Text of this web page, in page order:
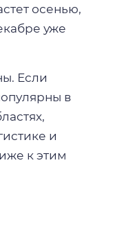
осенью,
уже
Если
в
и
к этим